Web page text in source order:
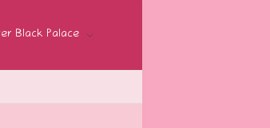
Black Palace